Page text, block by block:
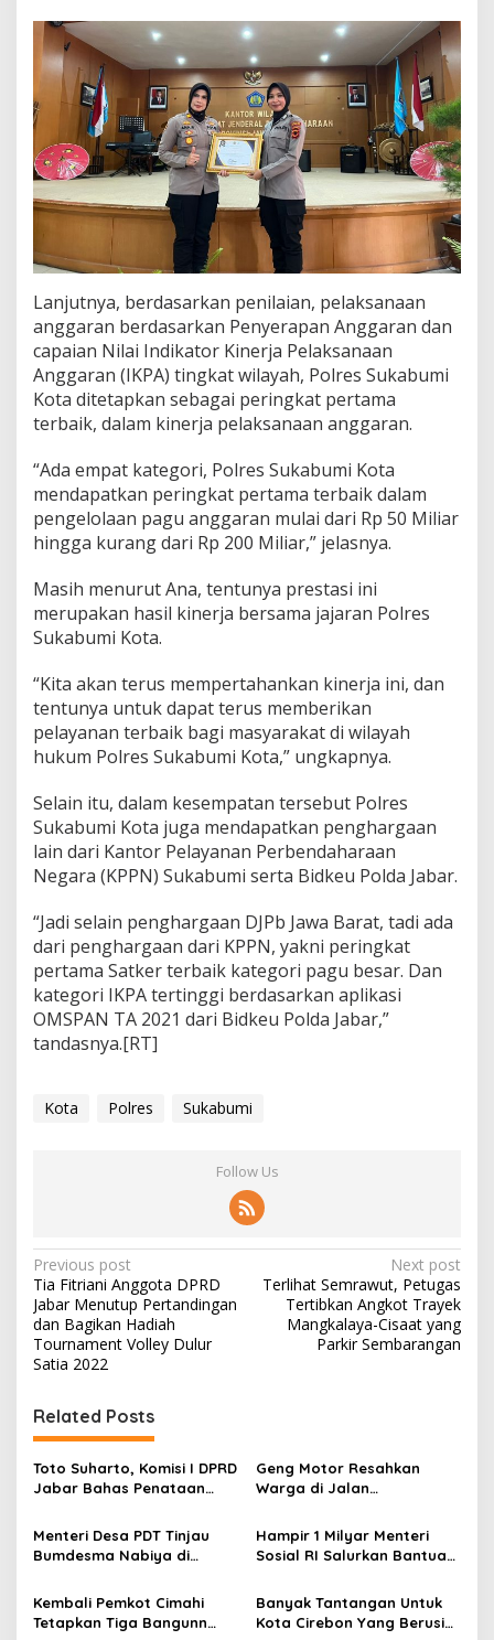
Lanjutnya, berdasarkan penilaian, pelaksanaan
anggaran berdasarkan Penyerapan Anggaran dan
capaian Nilai Indikator Kinerja Pelaksanaan
Anggaran (IKPA) tingkat wilayah, Polres Sukabumi
Kota ditetapkan sebagai peringkat pertama
terbaik, dalam kinerja pelaksanaan anggaran.
“Ada empat kategori, Polres Sukabumi Kota
mendapatkan peringkat pertama terbaik dalam
pengelolaan pagu anggaran mulai dari Rp 50 Miliar
hingga kurang dari Rp 200 Miliar,” jelasnya.
Masih menurut Ana, tentunya prestasi ini
merupakan hasil kinerja bersama jajaran Polres
Sukabumi Kota.
“Kita akan terus mempertahankan kinerja ini, dan
tentunya untuk dapat terus memberikan
pelayanan terbaik bagi masyarakat di wilayah
hukum Polres Sukabumi Kota,” ungkapnya.
Selain itu, dalam kesempatan tersebut Polres
Sukabumi Kota juga mendapatkan penghargaan
lain dari Kantor Pelayanan Perbendaharaan
Negara (KPPN) Sukabumi serta Bidkeu Polda Jabar.
“Jadi selain penghargaan DJPb Jawa Barat, tadi ada
dari penghargaan dari KPPN, yakni peringkat
pertama Satker terbaik kategori pagu besar. Dan
kategori IKPA tertinggi berdasarkan aplikasi
OMSPAN TA 2021 dari Bidkeu Polda Jabar,”
tandasnya.[RT]
Kota Polres Sukabumi
Follow Us
P
o
s
t
a
v
i
a
i
Previous post
Tia Fitriani Anggota DPRD
Jabar Menutup Pertandingan
dan Bagikan Hadiah
Tournament Volley Dulur
Satia 2022
Next post
Terlihat Semrawut, Petugas
Tertibkan Angkot Trayek
Mangkalaya-Cisaat yang
Parkir Sembarangan
Related Posts
Toto Suharto, Komisi I DPRD
Jabar Bahas Penataan
Sukabumi, dan Banjar
Geng Motor Resahkan
Warga di Jalan
Menteri Desa PDT Tinjau
Bumdesma Nabiya di
Hampir 1 Milyar Menteri
Sosial RI Salurkan Bantuan
Bencana Longsor di
Simpenan, Sukabumi
Kembali Pemkot Cimahi
Tetapkan Tiga Bangunn
Banyak Tantangan Untuk
Kota Cirebon Yang Berusia